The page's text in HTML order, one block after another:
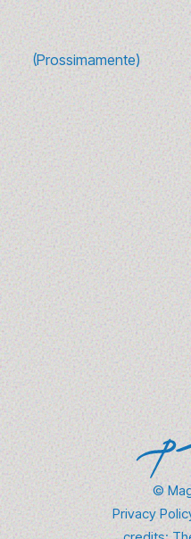
(Prossimamente)
10 canzoni sulla
(e riascoltare)
rivoluzione
1 - 3 luglio 2025
Da Madonna ai Sex
al Maglificio Pini abbiamo
raccontano il…
Scopri Di Più →
©
Privacy